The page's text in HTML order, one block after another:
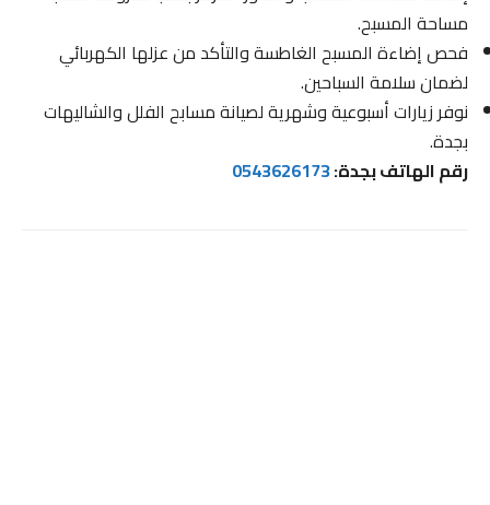
مساحة المسبح.
فحص إضاءة المسبح الغاطسة والتأكد من عزلها الكهربائي
لضمان سلامة السباحين.
نوفر زيارات أسبوعية وشهرية لصيانة مسابح الفلل والشاليهات
بجدة.
رقم الهاتف بجدة:0543626173